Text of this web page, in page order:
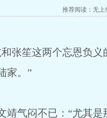
推荐阅读： 无上
和张笙这两个忘恩负
家。”
气闷不已：“尤其是